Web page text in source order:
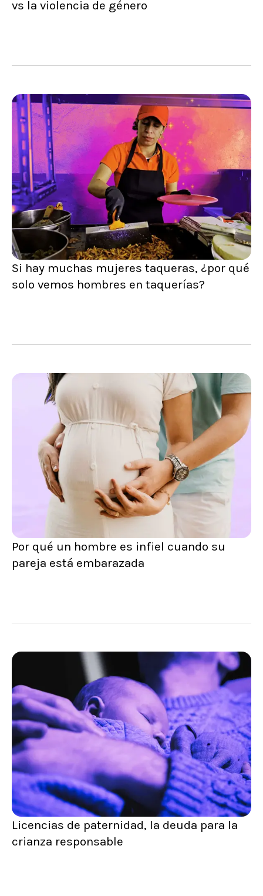
vs la violencia de género
Si hay muchas mujeres taqueras, ¿por qué
solo vemos hombres en taquerías?
Por qué un hombre es infiel cuando su
pareja está embarazada
Licencias de paternidad, la deuda para la
crianza responsable